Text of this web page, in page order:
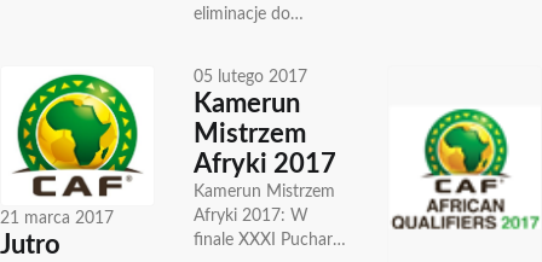
w drugim meczu...
eliminacje do
odbędzie się w
Kamerunie.
Rywalizacja toczy...
wywalczyli:
Madagaskar, Komory
21 marca 2017
Jutro
05 lutego 2017
Kamerun
Mistrzem
Afryki 2017
Kamerun Mistrzem
Afryki 2017: W
finale XXXI Pucharu